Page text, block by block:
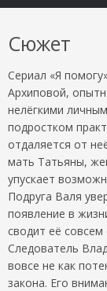
Сюжет
Сериал «Я
Архиповой,
нелёгкими
подростком
отдаляется от
мать Татьяны,
упускает
Подруга Валя
появление в
сводит её
Следователь
вовсе не как
закона. Его